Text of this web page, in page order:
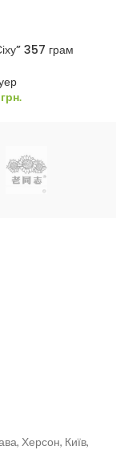
|
357 грам
Херсон, Київ,